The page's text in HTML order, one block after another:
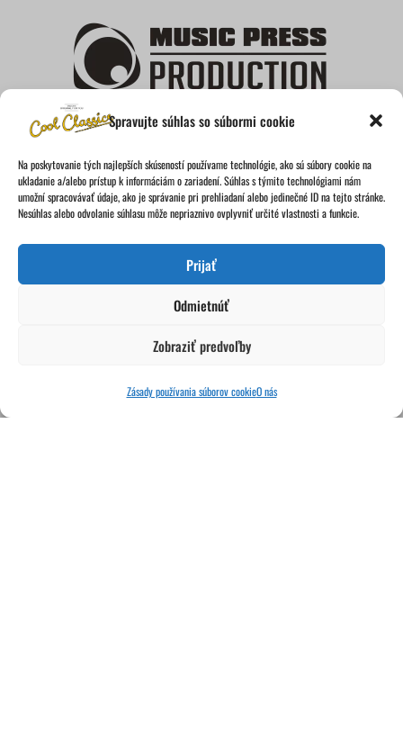
Spravujte súhlas so súbormi cookie
Na poskytovanie tých najlepších skúseností používame technológie, ako sú súbory cookie na
ukladanie a/alebo prístup k informáciám o zariadení. Súhlas s týmito technológiami nám
umožní spracovávať údaje, ako je správanie pri prehliadaní alebo jedinečné ID na tejto stránke.
Nesúhlas alebo odvolanie súhlasu môže nepriaznivo ovplyvniť určité vlastnosti a funkcie.
Prijať
Odmietnúť
Zobraziť predvoľby
Zásady používania súborov cookieO nás
k
-
f
a o
u
d
Bratislava, Slovakia, EU
www.mpproduction.eu